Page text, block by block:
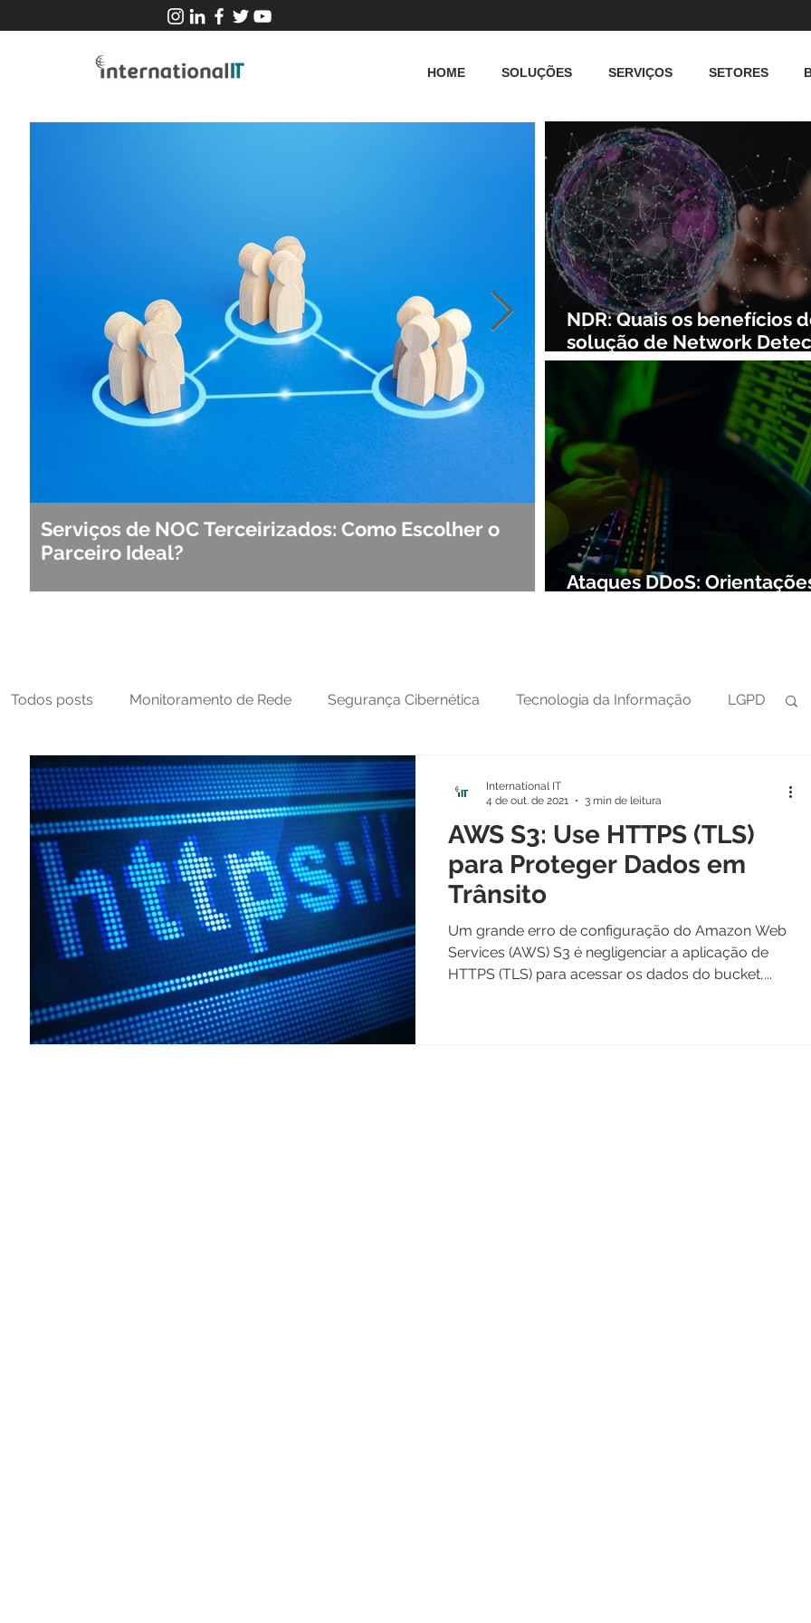
HOME SOLUÇÕES SERVIÇOS SETORES
NDR: Quais os benefícios
solução de Network
and Response?
Ataques DDoS:
Serviços de NOC Terceirizados: Como Escolher o
Parceiro Ideal?
Observabilidade e NOC:
Segurança de Redes
Todos posts Monitoramento de Rede Segurança Cibernética Tecnologia da Informação LGPD
MFT NOC Tecnologia Operacional
AWS S3: Use HTTPS (TLS)
para Proteger Dados em
Trânsito
Um grande erro de configuração do Amazon Web
Services (AWS) S3 é negligenciar a aplicação de
HTTPS (TLS) para acessar os dados do bucket,...
International IT
4 de out. de 2021
3 min de leitura